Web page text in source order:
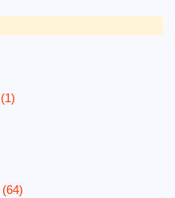
(1)
(64)